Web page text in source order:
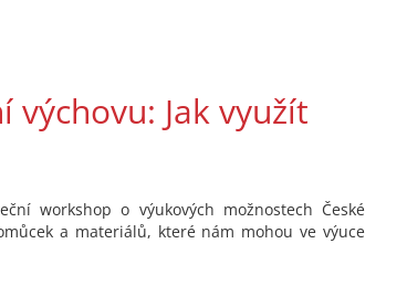
výchovu: Jak využít
workshop o výukových možnostech České
a materiálů, které nám mohou ve výuce